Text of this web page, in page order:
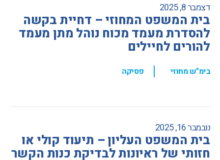
דצמבר 8, 2025
בית המשפט המחוזי – דחיית בקשה
להסדרת מעמד מכוח נוהל מתן מעמד
להורים לחיילים
בימ"ש מחוזי , פסיקה
נובמבר 16, 2025
בית המשפט העליון – תיעוד קולי או
חזותי של ראיונות לבדיקת כנות הקשר